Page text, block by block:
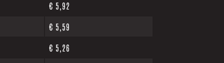
€ 5,92
€ 5,59
€ 5,26